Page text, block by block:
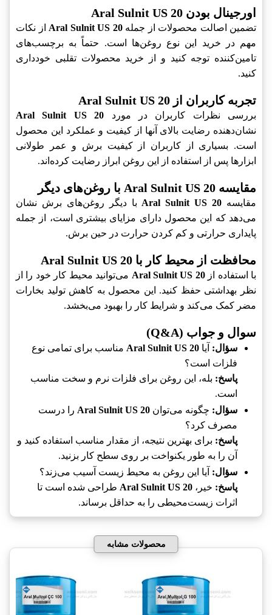
اورجینال بودن Aral Sulnit US 20
تضمین اصالت محصولات از جملهAral Sulnit US 20 از نکات
مهم در خرید این نوع روغن‌ها است. حتماً به برچسب‌های
تامین‌کننده توجه کنید و از خرید محصولات تقلبی خودداری
کنید.
تجربه کاربران از Aral Sulnit US 20
بررسی نظرات کاربران در مورد Aral Sulnit US 20
نشان‌دهنده رضایت بالای آنها از کیفیت و عملکرد این محصول
است. بسیاری از کاربران از کیفیت برش و عمر طولانی
ابزارها پس از استفاده از این روغن ابراز رضایت کرده‌اند.
مقایسه Aral Sulnit US 20 با روغن‌های دیگر
مقایسه Aral Sulnit US 20 با دیگر روغن‌های برش نشان
می‌دهد که این محصول دارای مزایای بیشتری است، از جمله
پایداری حرارتی و کم کردن حرارت در حین برش.
محافظت از محیط کار با Aral Sulnit US 20
با استفاده ازAral Sulnit US 20 می‌توانید محیط کار خود را از
نظر بهداشتی حفظ کنید. این محصول به کاهش تولید بخارات
مضر کمک می‌کند و شرایط کار را بهبود می‌بخشد.
سوال و جواب (Q&A)
سؤال: آیا Aral Sulnit US 20 مناسب برای تمامی نوع
فلزات است؟
پاسخ: بله، این روغن برای فلزات نرم و سخت مناسب
است.
سؤال: چگونه می‌توان Aral Sulnit US 20 را درست
مصرف کرد؟
پاسخ: برای بهترین نتیجه، از مقدار مناسب استفاده کنید و
آن را به طور یکنواخت بر روی سطح کار بزنید.
سؤال: آیا این روغن به محیط زیست آسیب می‌زند؟
پاسخ: خیر، Aral Sulnit US 20 طراحی شده است تا
اثرات زیست‌محیطی را به حداقل برساند.
محصولات مشابه